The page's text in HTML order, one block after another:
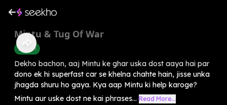
Mintu & Tug Of War
English
Dekho bachon, aaj Mintu ke ghar uska dost aaya hai par
dono ek hi superfast car se khelna chahte hain, jisse unka
jhagda shuru ho gaya. Kya aap Mintu ki help karoge?
Mintu aur uske dost ne kai phrases... Read More...